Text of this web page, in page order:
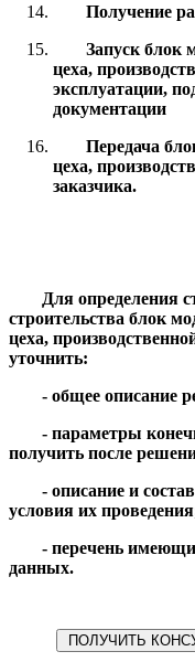
Получение
Запуск блок
цеха,
эксплуатации,
документации
Передача
цеха,
заказчика.
Для определения
строительства блок
цеха,
уточнить:
- общее описание
- параметры
получить после
- описание и
условия их
- перечень
данных.